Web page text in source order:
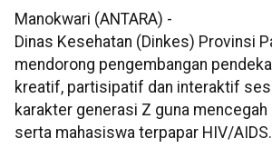
Manokwari (ANTARA) -
Dinas Kesehatan (Dinkes) Provinsi
mendorong pengembangan
kreatif, partisipatif dan interaktif
karakter generasi Z guna mencegah
serta mahasiswa terpapar HIV/AIDS.